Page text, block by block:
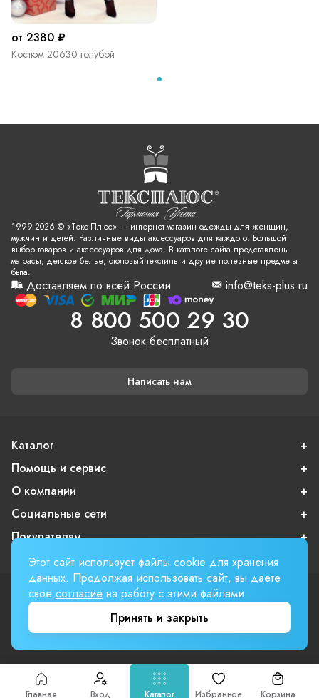
Главная Вход Каталог Избранное Корзина
от 2380 ₽
Костюм 20630 голубой
1999-2026 © «Текс-Плюс» — интернет-магазин одежды для женщин,
мужчин и детей. Различные виды аксессуаров для каждого. Большой
выбор товаров и аксессуаров для дома. В каталоге сайта представлены
матрасы, детское белье, столовый текстиль и другие полезные предметы
быта.
Доставляем по всей России info@teks-plus.ru
8 800 500 29 30
Звонок бесплатный
Написать нам
Каталог
Помощь и сервис
О компании
Социальные сети
Покупателям
Пользовательское соглашение
Публичная оферта
Вверх страницы
Этот сайт использует файлы cookie для хранения
данных. Продолжая использовать сайт, вы даете
свое согласие на работу с этими файлами
Принять и закрыть